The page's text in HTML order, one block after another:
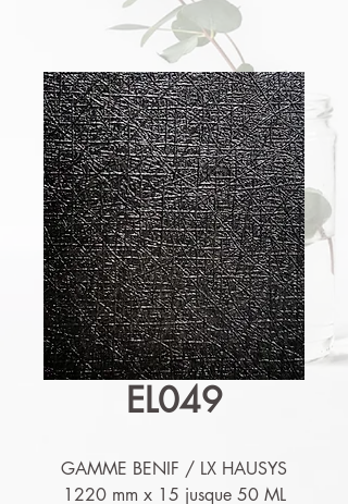
EL049
GAMME BENIF / LX HAUSYS
1220 mm x 15 jusque 50 ML